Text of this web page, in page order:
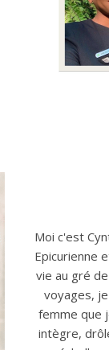
Moi c'est
Epicurienne
vie au gré
voyages,
femme que
intègre,